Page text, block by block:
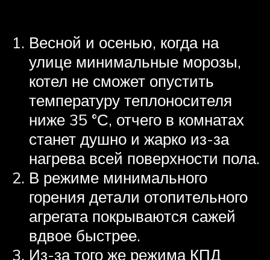
Весной и осенью, когда на
улице минимальные морозы,
котел не сможет опустить
температуру теплоносителя
ниже 35 °С, отчего в комнатах
станет душно и жарко из-за
нагрева всей поверхности пола.
В режиме минимального
горения детали отопительного
агрегата покрываются сажей
вдвое быстрее.
Из-за того же режима КПД